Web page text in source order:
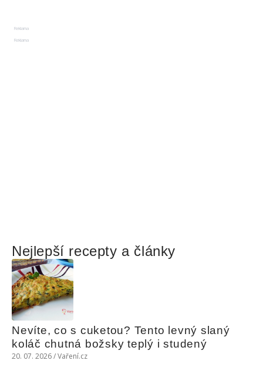
Reklama
Reklama
Nejlepší recepty a články
Nevíte, co s cuketou? Tento levný slaný
koláč chutná božsky teplý i studený
20. 07. 2026 / Vaření.cz